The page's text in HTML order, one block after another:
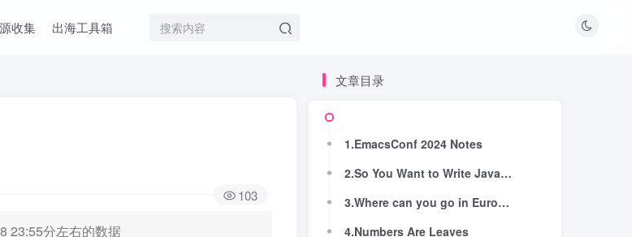
收集 出海工具箱
103
23:55分左右的数据
文章目录
1.EmacsConf 2024 Notes
2.So You Want to Write Java in Neovim
3.Where can you go in Europe by train in 8h?
4.Numbers Are Leaves
文章目录
1.EmacsConf 2024 Notes
2.So You Want to Write Java in Neovim
3.Where can you go in Europe by train in 8h?
4.Numbers Are Leaves